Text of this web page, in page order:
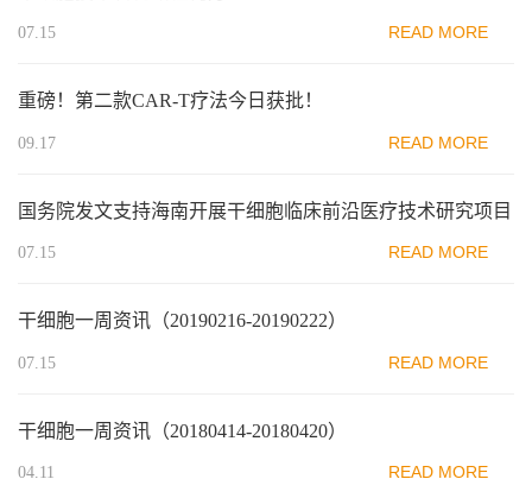
07.15 READ MORE
重磅！第二款CAR-T疗法今日获批！
09.17 READ MORE
国务院发文支持海南开展干细胞临床前沿医疗技术研究项目
07.15 READ MORE
干细胞一周资讯（20190216-20190222）
07.15 READ MORE
干细胞一周资讯（20180414-20180420）
04.11 READ MORE